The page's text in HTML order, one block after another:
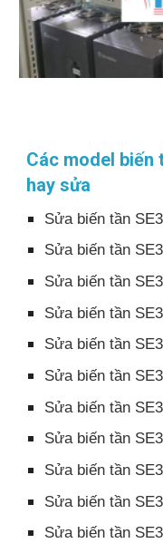
Các model biến
hay sửa
Sửa biến tần
Sửa biến tần
Sửa biến tần
Sửa biến tần
Sửa biến tần
Sửa biến tần
Sửa biến tần
Sửa biến tần
Sửa biến tần
Sửa biến tần
Sửa biến tần